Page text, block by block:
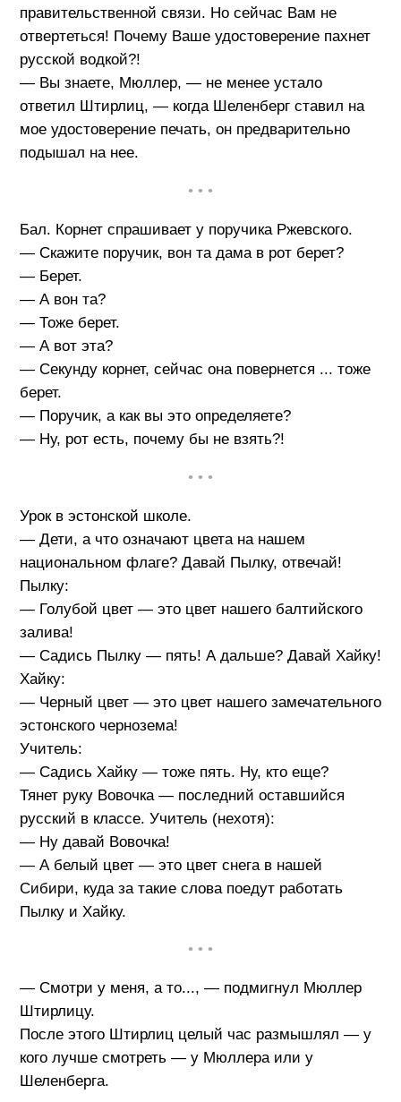
правительственной связи. Но сейчас Вам не
отвертеться! Почему Ваше удостоверение пахнет
русской водкой?!
— Вы знаете, Мюллер, — не менее устало
ответил Штирлиц, — когда Шеленберг ставил на
мое удостоверение печать, он предварительно
подышал на нее.
• • •
Бал. Корнет спрашивает у поручика Ржевского.
— Скажите поручик, вон та дама в рот берет?
— Берет.
— А вон та?
— Тоже берет.
— А вот эта?
— Секунду корнет, сейчас она повернется ... тоже
берет.
— Поручик, а как вы это определяете?
— Ну, рот есть, почему бы не взять?!
• • •
Урок в эстонской школе.
— Дети, а что означают цвета на нашем
национальном флаге? Давай Пылку, отвечай!
Пылку:
— Голубой цвет — это цвет нашего балтийского
залива!
— Садись Пылку — пять! А дальше? Давай Хайку!
Хайку:
— Черный цвет — это цвет нашего замечательного
эстонского чернозема!
Учитель:
— Садись Хайку — тоже пять. Ну, кто еще?
Тянет руку Вовочка — последний оставшийся
русский в классе. Учитель (нехотя):
— Ну давай Вовочка!
— А белый цвет — это цвет снега в нашей
Сибири, куда за такие слова поедут работать
Пылку и Хайку.
• • •
— Смотри у меня, а то..., — подмигнул Мюллер
Штирлицу.
После этого Штирлиц целый час размышлял — у
кого лучше смотреть — у Мюллера или у
Шеленберга.